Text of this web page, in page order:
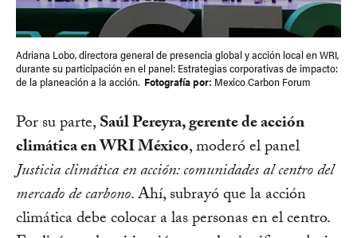
Adriana Lobo, directora general de presencia global y acción local en WRI,
durante su participación en el panel: Estrategias corporativas de impacto:
de la planeación a la acción. Fotografía por: Mexico Carbon Forum
Por su parte,Saúl Pereyra, gerente de acción
climática en WRI México, moderó el panel
Justicia climática en acción: comunidades al centro del
mercado de carbono. Ahí, subrayó que la acción
climática debe colocar a las personas en el centro.